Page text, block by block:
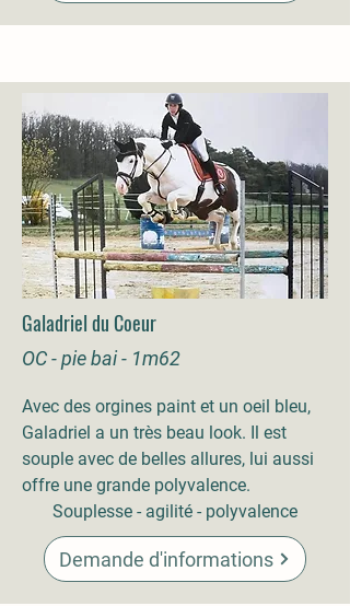
Galadriel du Coeur
OC - pie bai - 1m62
Avec des orgines paint et un oeil bleu,
Galadriel a un très beau look. Il est
souple avec de belles allures, lui aussi
offre une grande polyvalence.
Souplesse - agilité - polyvalence
Demande d'informations